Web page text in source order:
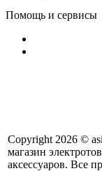
Помощь и сервисы
Copyright 2026 ©
магазин
аксессуаров. Все